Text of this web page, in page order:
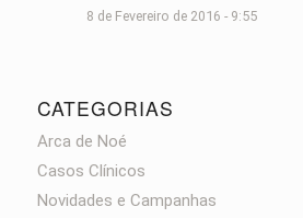
8 de Fevereiro de 2016 - 9:55
CATEGORIAS
Arca de Noé
Casos Clínicos
Novidades e Campanhas